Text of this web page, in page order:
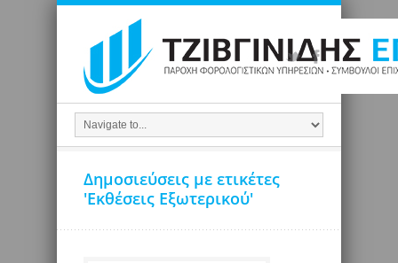
Δημοσιεύσεις με ετικέτες
'Εκθέσεις Εξωτερικού'